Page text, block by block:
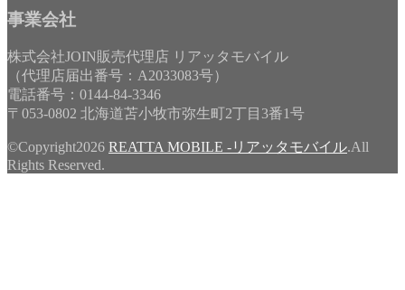
事業会社
株式会社JOIN販売代理店 リアッタモバイル
（代理店届出番号：A2033083号）
電話番号：0144-84-3346
〒053-0802 北海道苫小牧市弥生町2丁目3番1号
©Copyright2026 REATTA MOBILE -リアッタモバイル.All
Rights Reserved.